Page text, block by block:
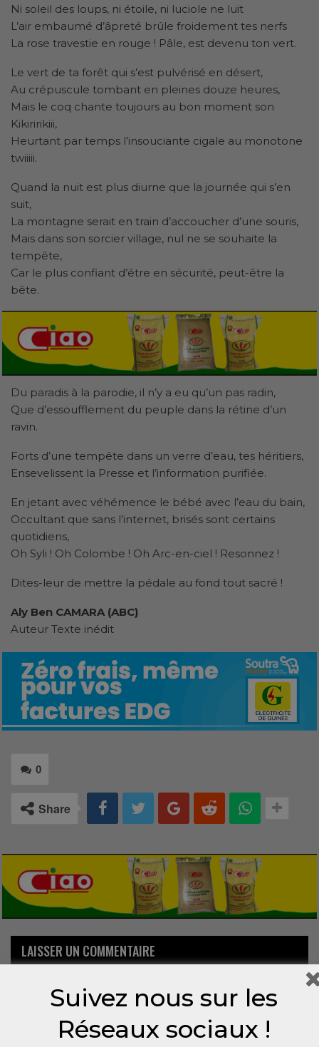
Ni soleil des loups, ni étoile, ni luciole ne luit
L’air embaumé d’âpreté brûle froidement tes nerfs
La rose travestie en rouge ! Pâle, est devenu ton vert.
Le vert de ta forêt qui s’est pulvérisé en désert,
Au crépuscule tombant en pleines douze heures,
Mais le coq chante toujours au bon moment son
Kikiririkiii,
Heurtant par temps l’insouciante cigale au monotone
twiiiii.
Quand la nuit est plus diurne que la journée qui s’en
suit,
La montagne serait en train d’accoucher d’une souris,
Mais dans son sorcier village, nul ne se souhaite la
tempête,
Car le plus confiant d’être en sécurité, peut-être la
bête.
Du paradis à la parodie, il n’y a eu qu’un pas radin,
Que d’essoufflement du peuple dans la rétine d’un
ravin.
Forts d’une tempête dans un verre d’eau, tes héritiers,
Ensevelissent la Presse et l’information purifiée.
En jetant avec véhémence le bébé avec l’eau du bain,
Occultant que sans l’internet, brisés sont certains
quotidiens,
Oh Syli ! Oh Colombe ! Oh Arc-en-ciel ! Resonnez !
Dites-leur de mettre la pédale au fond tout sacré !
Aly Ben CAMARA (ABC)
Auteur Texte inédit
0
Share
LAISSER UN COMMENTAIRE
Suivez nous sur les
Réseaux sociaux !